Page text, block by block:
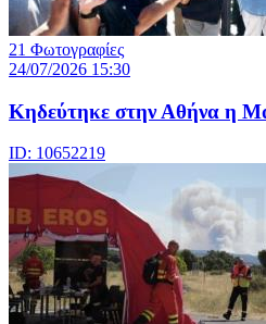
21 Φωτογραφίες
24/07/2026 15:30
Κηδεύτηκε στην Αθήνα η
ID: 10652219